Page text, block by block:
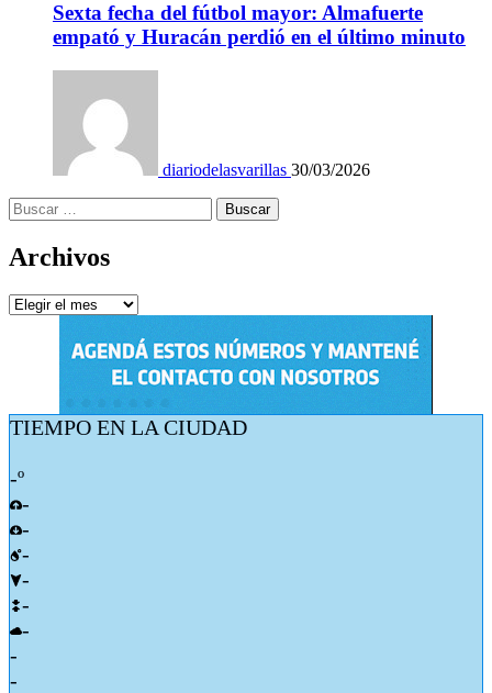
Sexta fecha del fútbol mayor: Almafuerte
empató y Huracán perdió en el último minuto
diariodelasvarillas 30/03/2026
Buscar:
Archivos
Archivos
TIEMPO EN LA CIUDAD
-º
-
-
-
-
-
-
-
-